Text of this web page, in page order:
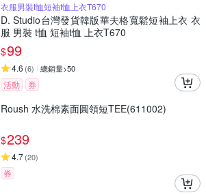
衣服男裝t恤短袖t恤上衣T670
D. Studio台灣發貨韓版華夫格寬鬆短袖上衣 衣
服 男裝 t恤 短袖t恤 上衣T670
$99
4.6 (6) 總銷量>50
活動 券
Roush 水洗棉素面圓領短TEE(611002)
$239
4.7(20)
券